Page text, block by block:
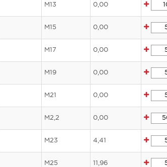
M13 0,00
M15 0,00
M17 0,00
M19 0,00
M21 0,00
M2,2 0,00
M23 4,41
M25 11,96